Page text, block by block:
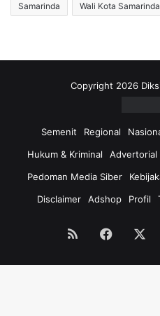
Samarinda Wali Kota Samarinda
Copyright 2026
Semenit Regional
Hukum & Kriminal
Advertorial
Pedoman Media Siber
Disclaimer
Adshop Profil
RSS